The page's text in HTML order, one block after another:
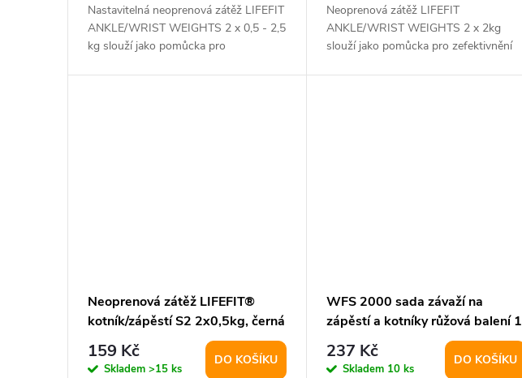
ů
Nastavitelná neoprenová zátěž LIFEFIT
ANKLE/WRIST WEIGHTS 2 x 0,5 - 2,5
kg slouží jako pomůcka pro
Neoprenová zátěž LIFEFIT
ANKLE/WRIST WEIGHTS 2 x 2kg
slouží jako pomůcka pro zefektivnění
Neoprenová zátěž LIFEFIT®
kotník/zápěstí S2 2x0,5kg, černá
159 Kč
Skladem >15 ks
DO KOŠÍKU
WFS 2000 sada závaží na
zápěstí a kotníky růžová balení 1
pár
237 Kč
Skladem 10 ks
DO KOŠÍKU